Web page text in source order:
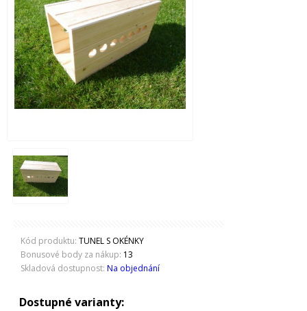
Kód produktu: TUNEL S OKÉNKY
Bonusové body za nákup: 13
Skladová dostupnost: Na objednání
Dostupné varianty: